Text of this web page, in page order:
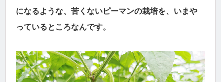
になるような、苦くないピーマンの栽培を、いまや
っているところなんです。